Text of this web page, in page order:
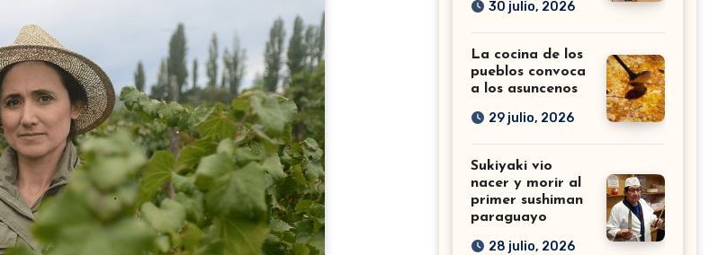
30 julio, 2026
La cocina de los
pueblos convoca
a los asuncenos
29 julio, 2026
Sukiyaki vio
nacer y morir al
primer sushiman
paraguayo
28 julio, 2026